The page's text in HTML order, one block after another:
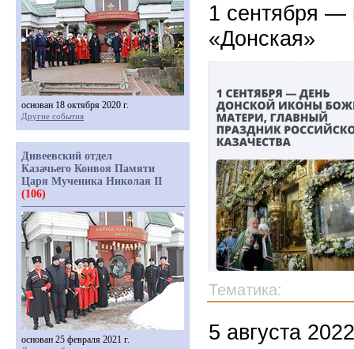
1 сентября —
«Донская»
Тематика:
5 августа
основан 18 октября 2020 г.
Другие события
Дивеевский отдел
Казачьего Конвоя Памяти
Царя Мученика Николая II
(106)
основан 25 февраля 2021 г.